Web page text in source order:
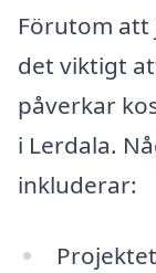
Förutom
det viktigt
påverkar
i Lerdala.
inkluderar: